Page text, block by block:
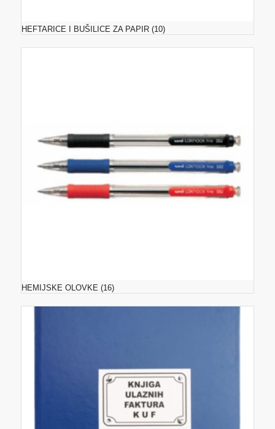
HEFTARICE I BUŠILICE ZA PAPIR (10)
HEMIJSKE OLOVKE (16)